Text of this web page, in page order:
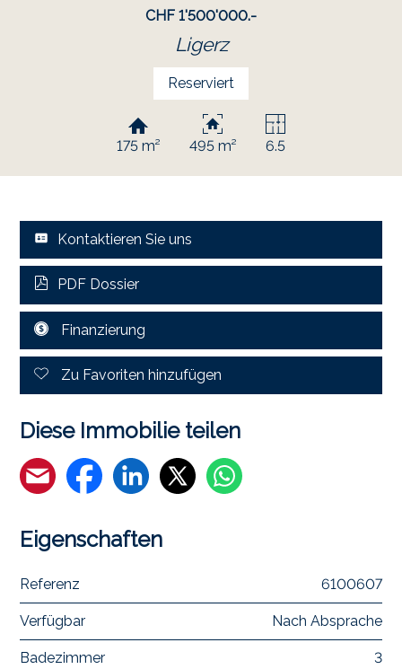
CHF 1'500'000.-
Ligerz
Reserviert
175 m² 495 m² 6.5
Kontaktieren Sie uns
PDF Dossier
Finanzierung
Zu Favoriten hinzufügen
Diese Immobilie teilen
Eigenschaften
Referenz 6100607
Verfügbar Nach Absprache
Badezimmer 3